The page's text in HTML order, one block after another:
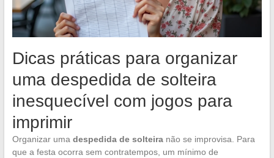
Dicas práticas para organizar
uma despedida de solteira
inesquecível com jogos para
imprimir
Organizar uma despedida de solteiranão se improvisa. Para
que a festa ocorra sem contratempos, um mínimo de